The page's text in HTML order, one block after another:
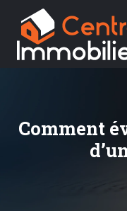
Comment